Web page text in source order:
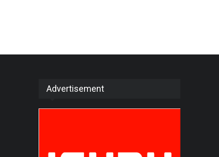
Advertisement